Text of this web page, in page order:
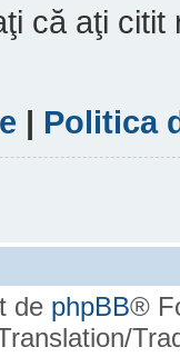
că aţi
| Politica
de phpBB®